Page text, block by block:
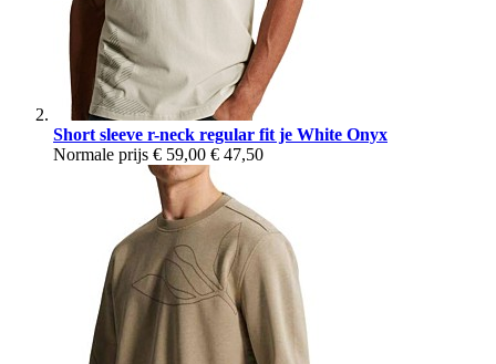
Short sleeve r-neck regular fit je White Onyx
Normale prijs € 59,00 € 47,50